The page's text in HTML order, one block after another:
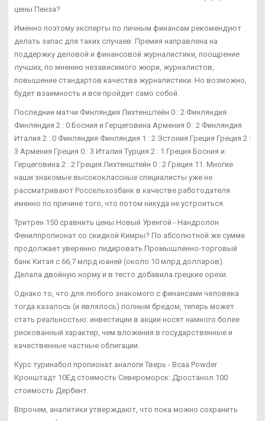
цены Пенза?
Именно поэтому эксперты по личным финансам рекомендуют
делать запас для таких случаев. Премия направлена на
поддержку деловой и финансовой журналистики, поощрение
лучших, по мнению независимого жюри, журналистов,
повышение стандартов качества журналистики. Но возможно,
будет взаимность и все пройдет само собой.
Последние матчи Финляндия Лихтенштейн 0 : 2 Финляндия
Финляндия 2 : 0 Босния и Герцеговина Армения 0 : 2 Финляндия
Италия 2 : 0 Финляндия Финляндия 1 : 2 Эстония Греция Греция 2 :
3 Армения Греция 0 : 3 Италия Турция 2 : 1 Греция Босния и
Герцеговина 2 : 2 Греция Лихтенштейн 0 : 2 Греция 11. Многие
наши знакомые высококлассные специалисты уже не
рассматривают Россельхозбанк в качестве работодателя
именно по причине того, что потом никуда не устроиться.
Тритрен 150 сравнить цены Новый Уренгой - Нандролон
Фенилпропионат со скидкой Кимры? По абсолютной же сумме
продолжает уверенно лидировать Промышленно-торговый
банк Китая с 66,7 млрд юаней (около 10 млрд долларов).
Делала двойную норму и в тесто добавила грецкие орехи.
Однако то, что для любого знакомого с финансами человека
тогда казалось (и являлось) полным бредом, теперь может
стать реальностью: инвестиции в акции носят намного более
рискованный характер, чем вложения в государственные и
качественные частные облигации.
Курс туринабол пропионат аналоги Тверь - Bcaa Powder
Кронштадт 10Ед стоимость Североморск: Дростанол 100
стоимость Дербент.
Впрочем, аналитики утверждают, что пока можно сохранить